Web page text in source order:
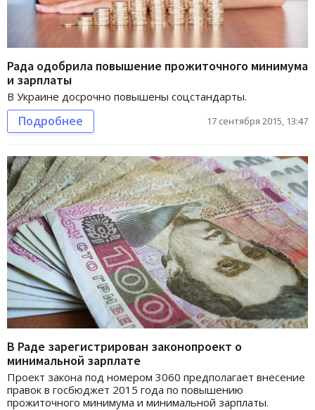
Рада одобрила повышение прожиточного минимума
и зарплаты
В Украине досрочно повышены соцстандарты.
Подробнее 17 сентября 2015, 13:47
В Раде зарегистрирован законопроект о
минимальной зарплате
Проект закона под номером 3060 предполагает внесение
правок в госбюджет 2015 года по повышению
прожиточного минимума и минимальной зарплаты.